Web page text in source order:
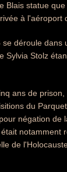
Blais statue
à l'aéroport
déroule
Sylvia Stolz
ans de
du
négation
de